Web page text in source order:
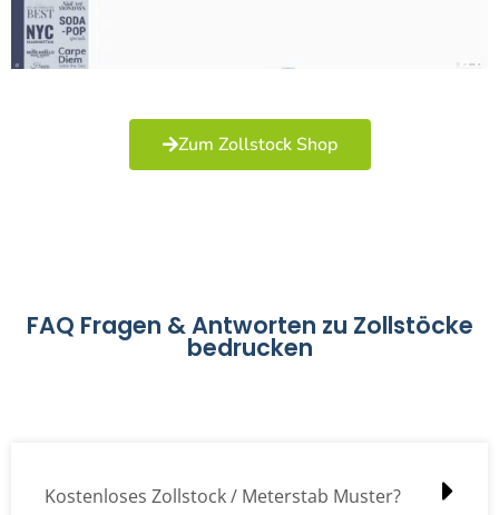
Zum Zollstock Shop
FAQ Fragen & Antworten zu Zollstöcke
bedrucken
Kostenloses Zollstock / Meterstab Muster?